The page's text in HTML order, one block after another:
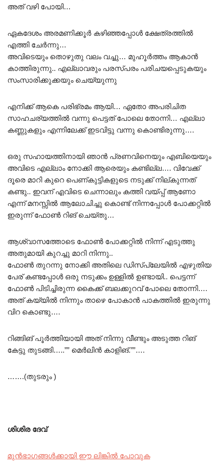
അത് വഴി പോയി…
ഏകദേശം അരമണിക്കൂർ കഴിഞ്ഞപ്പോൾ ക്ഷേത്രത്തിൽ
എത്തി ചേർന്നു…
അവിടെയും തൊഴുതു വലം വച്ചു… മുഹൂർത്തം ആകാൻ
കാത്തിരുന്നു.. എല്ലാവരും പരസ്പരം പരിചയപ്പെടുകയും
സംസാരിക്കുക്കയും ചെയ്യുന്നു
എനിക്ക് ആകെ പരിഭ്രമം ആയി… ഏതോ അപരിചിത
സാഹചര്യത്തിൽ വന്നു പെട്ടത് പോലെ തോന്നി… എല്ലാ
കണ്ണുകളും എന്നിലേക്ക് ഇടവിട്ടു വന്നു കൊണ്ടിരുന്നു….
ഒരു സഹായത്തിനായി ഞാൻ പ്രണവിനെയും എബിയെയും
അവിടെ എല്ലാം നോക്കി ആരെയും കണ്ടില്ല…. വിവേക്ക്
ദൂരെ മാറി കുറെ പെണ്കുട്ടികളുടെ നടുക്ക് നില്കുന്നത്
കണ്ടു.. ഇവന് എവിടെ ചെന്നാലും കത്തി വയ്പ്പ് ആണോ
എന്ന്‌ മനസ്സിൽ ആലോചിച്ചു കൊണ്ട് നിന്നപ്പോൾ പോക്കറ്റിൽ
ഇരുന്ന് ഫോൺ റിങ് ചെയ്തു…
ആശ്വാസത്തോടെ ഫോൺ പോക്കറ്റിൽ നിന്ന് എടുത്തു
അതുമായി കുറച്ചു മാറി നിന്നു..
ഫോൺ തുറന്നു നോക്കി അതിലെ ഡിസ്പ്ലേയിൽ എഴുതിയ
പേര് കണ്ടപ്പോൾ ഒരു നടുക്കം ഉള്ളിൽ ഉണ്ടായി.. പെട്ടന്ന്
ഫോൺ പിടിച്ചിരുന്ന കൈക്ക് ബലക്കുറവ് പോലെ തോന്നി….
അത് കയ്യിൽ നിന്നും താഴെ പോകാൻ പാകത്തിൽ ഇരുന്നു
വിറ കൊണ്ടു….
റിങ്ങിങ് പൂർത്തിയായി അത് നിന്നു വീണ്ടും അടുത്ത റിങ്
കേട്ടു തുടങ്ങി…..”” മെർലിൻ കാളിങ്.””….
…….(തുടരും )
ശിശിര ദേവ്
മുൻഭാഗങ്ങൾക്കായി ഈ ലിങ്കിൽ പോവുക